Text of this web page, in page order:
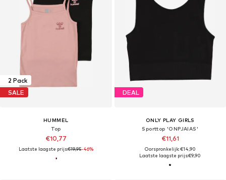
2 Pack
SALE
HUMMEL
Top
€10,77
Laatste laagste prijs:€19,95-46%
DEAL
ONLY PLAY GIRLS
Sporttop 'ONPJAIAS'
€11,61
Oorspronkelijk: €14,90
Laatste laagste prijs:€9,90